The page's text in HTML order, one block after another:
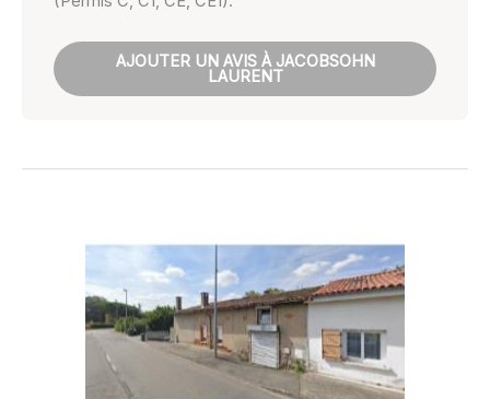
AJOUTER UN AVIS À JACOBSOHN
LAURENT